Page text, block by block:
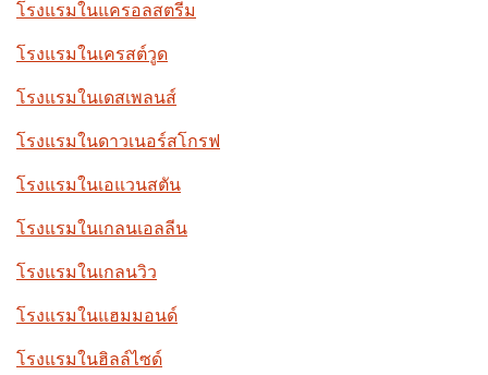
โรงแรมในแครอลสตรีม
โรงแรมในเครสต์วูด
โรงแรมในเดสเพลนส์
โรงแรมในดาวเนอร์สโกรฟ
โรงแรมในเอแวนสตัน
โรงแรมในเกลนเอลลีน
โรงแรมในเกลนวิว
โรงแรมในแฮมมอนด์
โรงแรมในฮิลล์ไซด์